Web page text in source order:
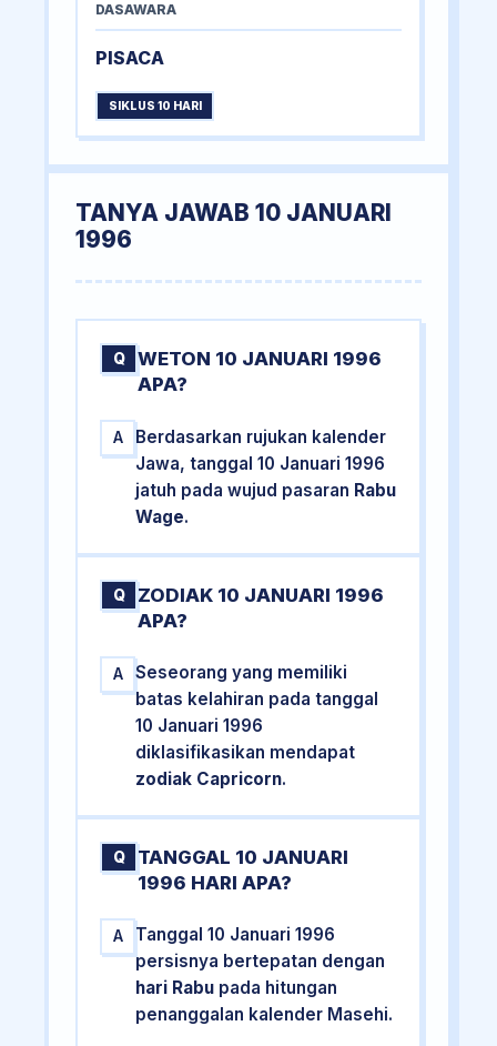
DASAWARA
PISACA
SIKLUS 10 HARI
TANYA JAWAB 10 JANUARI
1996
Q
WETON 10 JANUARI 1996
APA?
A
Berdasarkan rujukan kalender
Jawa, tanggal 10 Januari 1996
jatuh pada wujud pasaran Rabu
Wage.
Q
ZODIAK 10 JANUARI 1996
APA?
A
Seseorang yang memiliki
batas kelahiran pada tanggal
10 Januari 1996
diklasifikasikan mendapat
zodiak Capricorn.
Q
TANGGAL 10 JANUARI
1996 HARI APA?
A
Tanggal 10 Januari 1996
persisnya bertepatan dengan
hari Rabu pada hitungan
penanggalan kalender Masehi.